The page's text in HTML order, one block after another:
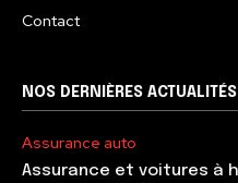
Contact
NOS DERNIÈRES ACTUALITÉS
Assurance auto
Assurance et voitures à